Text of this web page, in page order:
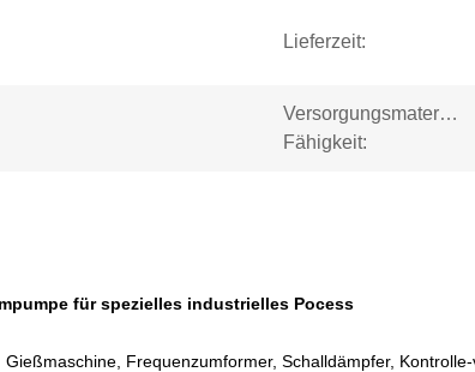
Lieferzeit:
Versorgungsmaterial-
Fähigkeit:
für spezielles industrielles Pocess
Frequenzumformer, Schalldämpfer,